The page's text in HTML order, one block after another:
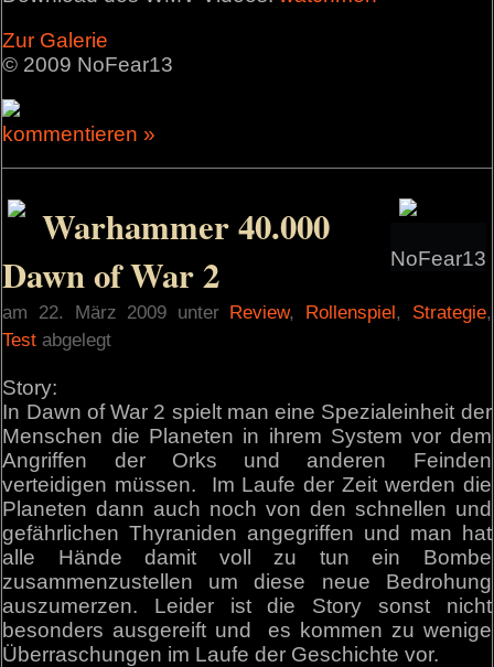
Zur Galerie
© 2009 NoFear13
kommentieren »
NoFear13
Warhammer 40.000
Dawn of War 2
am 22. März 2009 unter Review, Rollenspiel, Strategie,
Test abgelegt
Story:
In Dawn of War 2 spielt man eine Spezialeinheit der
Menschen die Planeten in ihrem System vor dem
Angriffen der Orks und anderen Feinden
verteidigen müssen. Im Laufe der Zeit werden die
Planeten dann auch noch von den schnellen und
gefährlichen Thyraniden angegriffen und man hat
alle Hände damit voll zu tun ein Bombe
zusammenzustellen um diese neue Bedrohung
auszumerzen. Leider ist die Story sonst nicht
besonders ausgereift und es kommen zu wenige
Überraschungen im Laufe der Geschichte vor.